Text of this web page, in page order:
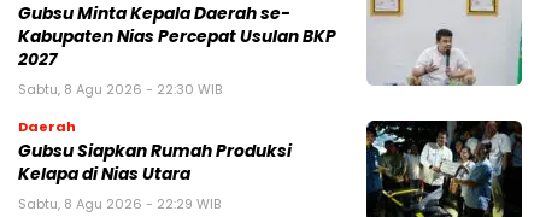
Gubsu Minta Kepala Daerah se-
Kabupaten Nias Percepat Usulan BKP
2027
Sabtu, 8 Agu 2026 - 22:30 WIB
Daerah
Gubsu Siapkan Rumah Produksi
Kelapa di Nias Utara
Sabtu, 8 Agu 2026 - 22:29 WIB